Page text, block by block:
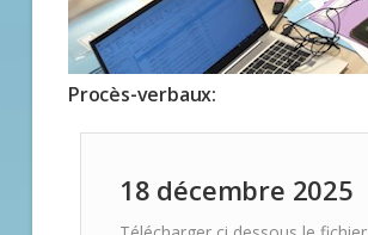
Procès-verbaux:
18 décembre 2025